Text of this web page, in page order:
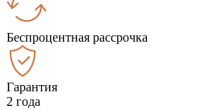
Беспроцентная рассрочка
Гарантия
2 года